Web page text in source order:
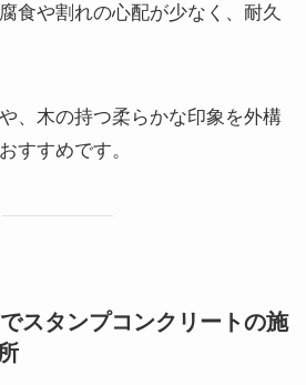
食や割れの心配が少なく、耐久
、木の持つ柔らかな印象を外構
すすめです。
スタンプコンクリートの施